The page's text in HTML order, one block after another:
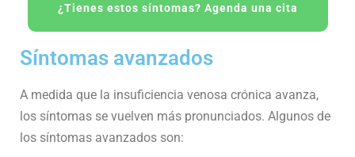
¿Tienes estos síntomas? Agenda una cita
Síntomas avanzados
A medida que la insuficiencia venosa crónica avanza,
los síntomas se vuelven más pronunciados. Algunos de
los síntomas avanzados son: